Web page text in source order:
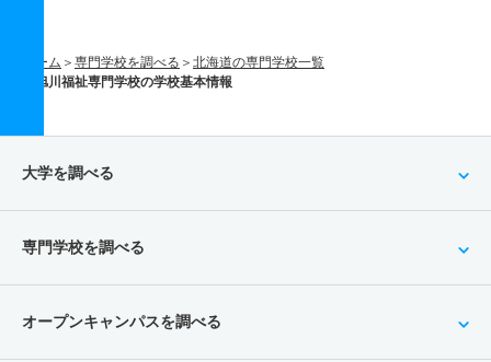
ホーム 専門学校を調べる
北海道の専門学校一覧
旭川福祉専門学校の学校基本情報
大学を調べる
専門学校を調べる
オープンキャンパスを調べる